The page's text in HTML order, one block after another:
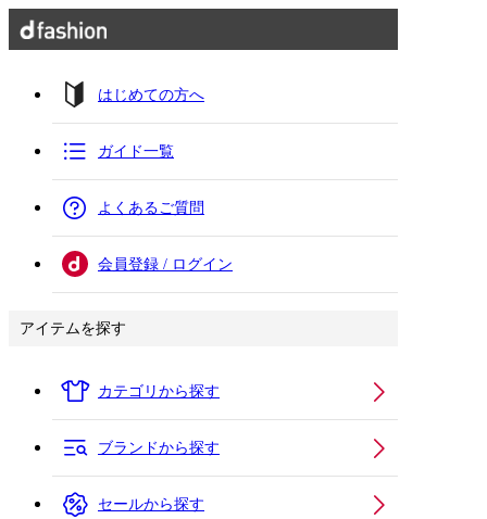
はじめての方へ
ガイド一覧
よくあるご質問
会員登録 / ログイン
アイテムを探す
カテゴリから探す
ブランドから探す
セールから探す